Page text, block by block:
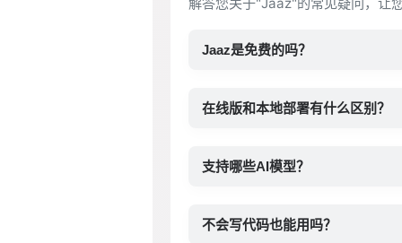
Jaaz是免费的吗？
在线版和本地部署有什么区别？
支持哪些AI模型？
不会写代码也能用吗？